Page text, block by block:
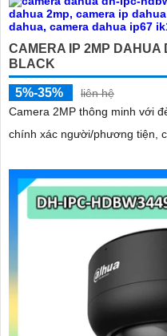
CAMERA IP 2MP DAHUA
BLACK
5%-35%
liên hệ
Camera 2MP thông minh với
chính xác người/phương tiện,